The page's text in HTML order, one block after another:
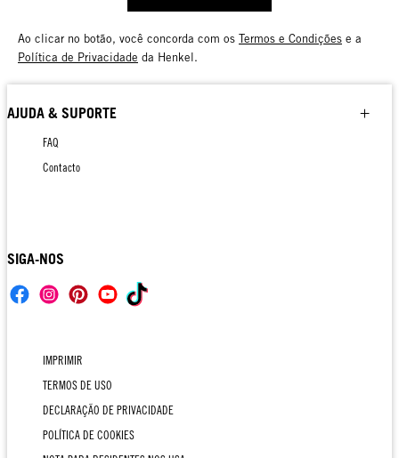
Ao clicar no botão, você concorda com os Termos e Condições e a
Política de Privacidade da Henkel.
AJUDA & SUPORTE
FAQ
Contacto
SIGA-NOS
IMPRIMIR
TERMOS DE USO
DECLARAÇÃO DE PRIVACIDADE
POLÍTICA DE COOKIES